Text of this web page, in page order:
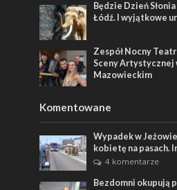
Będzie Dzień
Łódź. I wyjątkowe
Zespół Nocny
Sceny Artystycznej
Mazowieckim
Komentowane
Wypadek w
kobietę na pasach.
4 komentarze
Bezdomni okupują